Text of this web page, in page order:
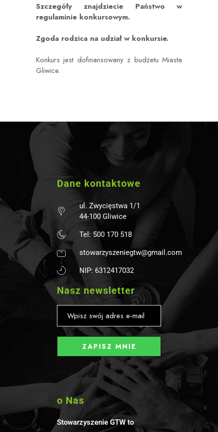
Szczegóły znajdziecie Państwo w
regulaminie konkursowym.
Zgoda rodzica na udział w konkursie.
Konkurs jest dofinansowany z budżetu Miasta
Gliwice.
o Nas
Stowarzyszenie GTW to
Dane kontaktowe
ul. Zwycięstwa 1/1
44-100 Gliwice
Tel: 500 170 518
stowarzyszeniegtw@gmail.com
NIP: 6312417032
Nasz newsletter